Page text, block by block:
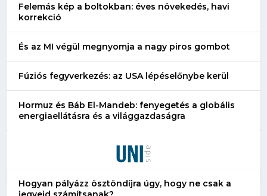
Felemás kép a boltokban: éves növekedés, havi
korrekció
És az MI végül megnyomja a nagy piros gombot
Fúziós fegyverkezés: az USA lépéselőnybe kerül
Hormuz és Báb El-Mandeb: fenyegetés a globális
energiaellátásra és a világgazdaságra
Hogyan pályázz ösztöndíjra úgy, hogy ne csak a